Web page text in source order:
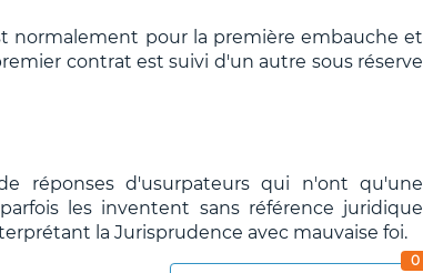
normalement pour la première embauche et
contrat est suivi d'un autre sous réserve
réponses d'usurpateurs qui n'ont qu'une
les inventent sans référence juridique
la Jurisprudence avec mauvaise foi.
0